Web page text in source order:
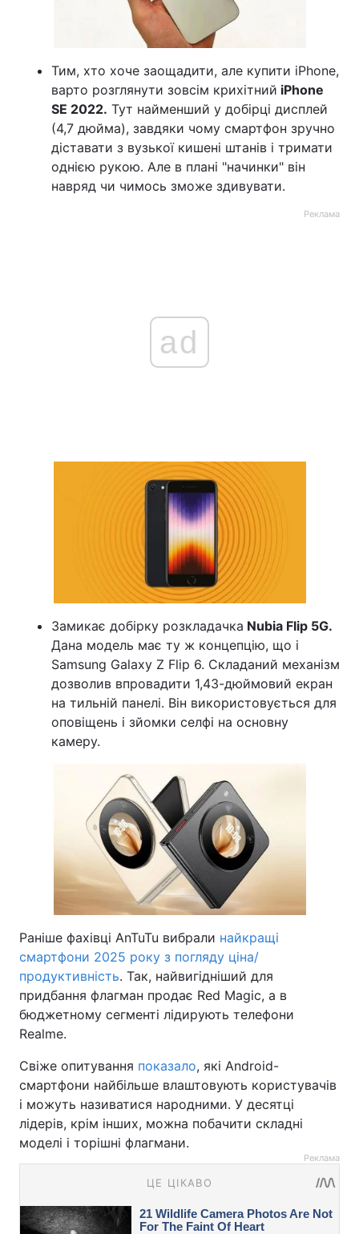
Тим, хто хоче заощадити, але купити iPhone,
варто розглянути зовсім крихітний iPhone
SE 2022. Тут найменший у добірці дисплей
(4,7 дюйма), завдяки чому смартфон зручно
діставати з вузької кишені штанів і тримати
однією рукою. Але в плані "начинки" він
навряд чи чимось зможе здивувати.
Реклама
ad
Замикає добірку розкладачка Nubia Flip 5G.
Дана модель має ту ж концепцію, що і
Samsung Galaxy Z Flip 6. Складаний механізм
дозволив впровадити 1,43-дюймовий екран
на тильній панелі. Він використовується для
оповіщень і зйомки селфі на основну
камеру.
Раніше фахівці AnTuTu вибрали найкращі
смартфони 2025 року з погляду ціна/
продуктивність. Так, найвигідніший для
придбання флагман продає Red Magic, а в
бюджетному сегменті лідирують телефони
Realme.
Свіже опитування показало, які Android-
смартфони найбільше влаштовують користувачів
і можуть називатися народними. У десятці
лідерів, крім інших, можна побачити складні
моделі і торішні флагмани.
Реклама